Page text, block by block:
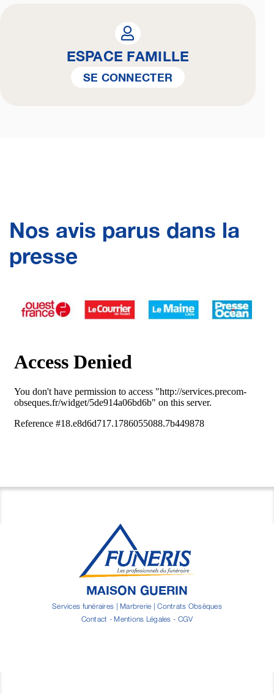
ESPACE FAMILLE
SE CONNECTER
Nos avis parus dans la
presse
MAISON GUERIN
Services funéraires | Marbrerie | Contrats Obsèques
Contact -Mentions Légales - CGV